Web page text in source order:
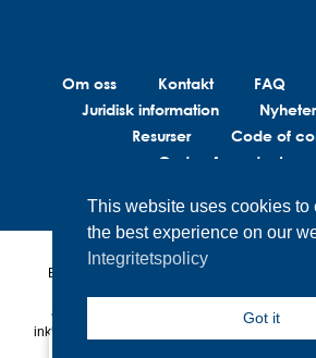
Om oss Kontakt FAQ
Juridisk information
Nyheter
Resurser
Code of
Code of conduct
BrainLit®s produkter och tjänster är inte
ansvarig för hälsorelaterade beslut som
inklusive sjukvårdspersonal, när de använder
This website uses cookies to
the best experience on our
Integritetspolicy
Got it